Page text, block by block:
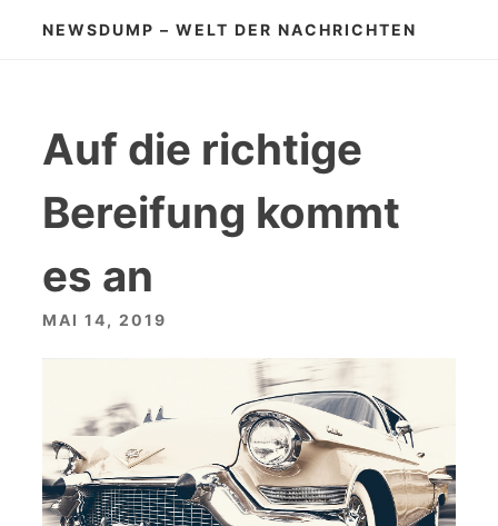
InhaltNEWSDUMP – WELT DER NACHRICHTEN
Auf die richtige
Bereifung kommt
es an
MAI 14, 2019